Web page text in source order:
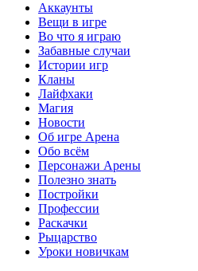
Аккаунты
Вещи в игре
Во что я играю
Забавные случаи
Истории игр
Кланы
Лайфхаки
Магия
Новости
Об игре Арена
Обо всём
Персонажи Арены
Полезно знать
Постройки
Профессии
Раскачки
Рыцарство
Уроки новичкам